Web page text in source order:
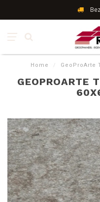
Home / GeoProArte
GEOPROARTE